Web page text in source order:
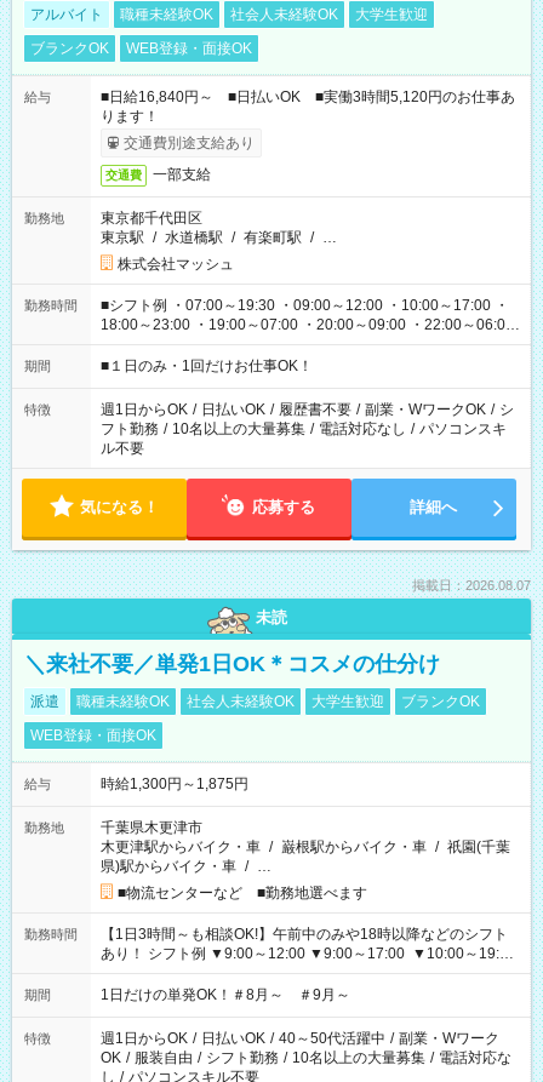
アルバイト 職種未経験OK 社会人未経験OK
大学生歓迎
ブランクOK
WEB登録・面接OK
給与
■日給16,840円～ ■日払いOK ■実働3時間5,120円のお仕事あ
ります！
交通費別途支給あり
交通費 一部支給
勤務地
東京都千代田区
東京駅 / 水道橋駅 / 有楽町駅 / …
株式会社マッシュ
勤務時間
■シフト例 ・07:00～19:30 ・09:00～12:00 ・10:00～17:00 ・
18:00～23:00 ・19:00～07:00 ・20:00～09:00 ・22:00～06:00
etc ★最短で3時間で5,120円のお仕事から 15時間で2万円近く稼
げるお仕事も！ ご希望のお時間に合わせてご紹介！ ※シフトは
ください！
期間 ■１日のみ・1回だけお仕事OK！
特徴 週1日からOK / 日払いOK / 履歴書不要 / 副業・WワークOK / シ
フト勤務 / 10名以上の大量募集 / 電話対応なし / パソコンスキ
ル不要
気になる！ 応募する 詳細へ
掲載日：2026.08.07
未読
＼来社不要／単発1日OK＊コスメの仕分け
派遣 職種未経験OK 社会人未経験OK 大学生歓迎
ブランクOK
WEB登録・面接OK
給与 時給1,300円～1,875円
勤務地
千葉県木更津市
木更津駅からバイク・車 / 巌根駅からバイク・車 / 祇園(千葉
県)駅からバイク・車 / …
■物流センターなど ■勤務地選べます
勤務時間
【1日3時間～も相談OK!】午前中のみや18時以降などのシフト
あり！ シフト例 ▼9:00～12:00 ▼9:00～17:00 ▼10:00～19:00
▼18:00～21:00
期間 1日だけの単発OK！＃8月～ ＃9月～
特徴 週1日からOK / 日払いOK / 40～50代活躍中 / 副業・Wワーク
OK / 服装自由 / シフト勤務 / 10名以上の大量募集 / 電話対応な
し / パソコンスキル不要